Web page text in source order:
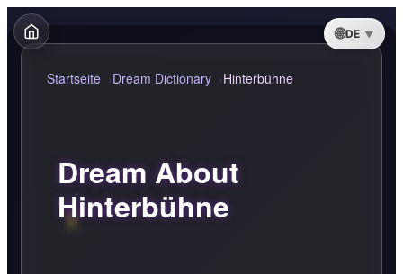
DE
Startseite Dream Dictionary Hinterbühne
Dream About
Hinterbühne